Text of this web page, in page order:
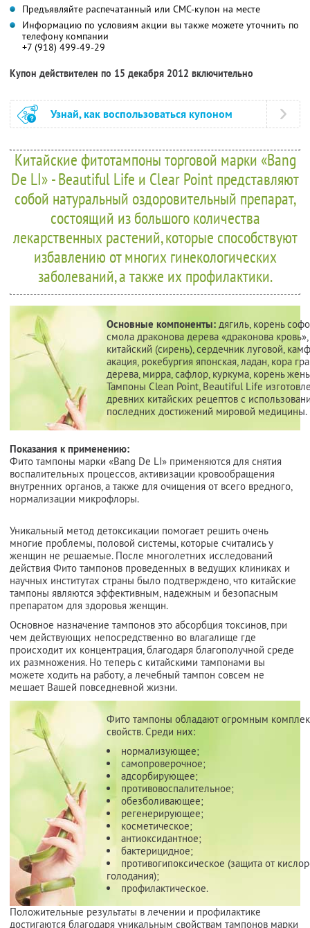
Предъявляйте распечатанный или СМС-купон на месте
Информацию по условиям акции вы также можете уточнить по
телефону компании
+7 (918) 499-49-29
Купон действителен по 15 декабря 2012 включительно
Узнай, как воспользоваться купоном
Китайские фитотампоны торговой марки «Bang
De LI» - Beautiful Life и Clear Point представляют
собой натуральный оздоровительный препарат,
состоящий из большого количества
лекарственных растений, которые способствуют
избавлению от многих гинекологических
заболеваний, а также их профилактики.
Основные компоненты: дягиль, корень
смола драконова дерева «драконова
китайский (сирень), сердечник луговой,
акация, рокебургия японская, ладан, кора
дерева, мирра, сафлор, куркума, корень
Тампоны Clean Point, Beautiful Life
древних китайских рецептов с
последних достижений мировой медицины.
Показания к применению:
Фито тампоны марки «Bang De LI» применяются для снятия
воспалительных процессов, активизации кровообращения
внутренних органов, а также для очищения от всего вредного,
нормализации микрофлоры.
Уникальный метод детоксикации помогает решить очень
многие проблемы, половой системы, которые считались у
женщин не решаемые. После многолетних исследований
действия Фито тампонов проведенных в ведущих клиниках и
научных институтах страны было подтверждено, что китайские
тампоны являются эффективным, надежным и безопасным
препаратом для здоровья женщин.
Основное назначение тампонов это абсорбция токсинов, при
чем действующих непосредственно во влагалище где
происходит их концентрация, благодаря благополучной среде
их размножения. Но теперь с китайскими тампонами вы
можете ходить на работу, а лечебный тампон совсем не
мешает Вашей повседневной жизни.
Фито тампоны обладают огромным
свойств. Среди них:
нормализующее;
самопроверочное;
адсорбирующее;
противовоспалительное;
обезболивающее;
регенерирующее;
косметическое;
антиоксидантное;
бактерицидное;
противогипоксическое (защита от
голодания);
профилактическое.
Положительные результаты в лечении и профилактике
достигаются благодаря уникальным свойствам тампонов марки